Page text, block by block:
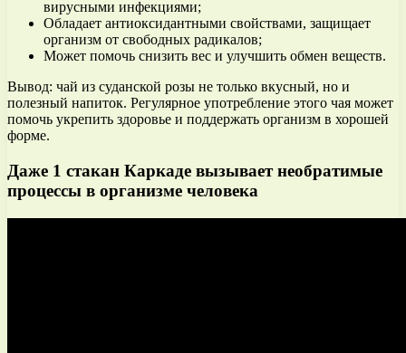
вирусными инфекциями;
Обладает антиоксидантными свойствами, защищает
организм от свободных радикалов;
Может помочь снизить вес и улучшить обмен веществ.
Вывод: чай из суданской розы не только вкусный, но и
полезный напиток. Регулярное употребление этого чая может
помочь укрепить здоровье и поддержать организм в хорошей
форме.
Даже 1 стакан Каркаде вызывает необратимые
процессы в организме человека